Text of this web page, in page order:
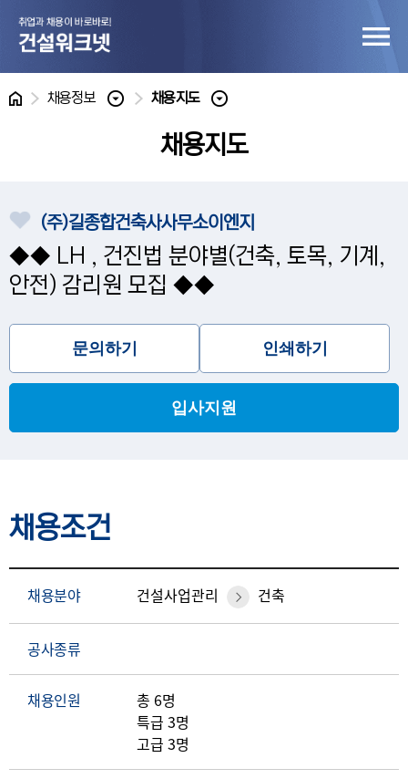
홈 채용정보 채용지도
채용지도
(주)길종합건축사사무소이엔지
◆◆ LH , 건진법 분야별(건축, 토목, 기계,
안전) 감리원 모집 ◆◆
입사지원
문의하기 인쇄하기
채용조건
채용분야 건설사업관리 건축
공사종류
채용인원
총 6명
특급 3명
고급 3명